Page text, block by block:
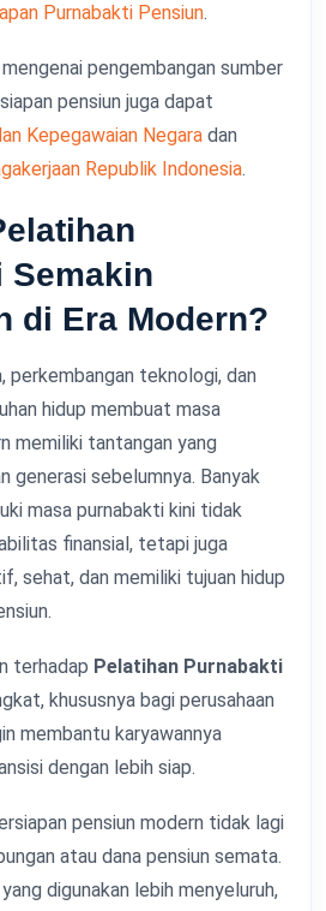
Purnabakti Pensiun.
pengembangan sumber
pensiun juga dapat
Kepegawaian Negara dan
Republik Indonesia.
Semakin
di Era Modern?
perkembangan teknologi, dan
hidup membuat masa
memiliki tantangan yang
generasi sebelumnya. Banyak
masa purnabakti kini tidak
finansial, tetapi juga
sehat, dan memiliki tujuan hidup
terhadap Pelatihan Purnabakti
khususnya bagi perusahaan
membantu karyawannya
dengan lebih siap.
pensiun modern tidak lagi
atau dana pensiun semata.
digunakan lebih menyeluruh,